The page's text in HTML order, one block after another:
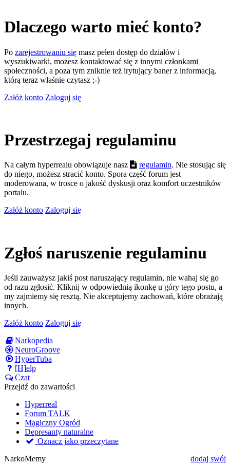
Dlaczego warto mieć konto?
Po zarejestrowaniu się masz pełen dostęp do działów i
wyszukiwarki, możesz kontaktować się z innymi członkami
społeczności, a poza tym zniknie też irytujący baner z informacją,
którą teraz właśnie czytasz ;-)
Załóż konto Zaloguj się
Przestrzegaj regulaminu
Na całym hyperrealu obowiązuje nasz regulamin. Nie stosując się
do niego, możesz stracić konto. Spora część forum jest
moderowana, w trosce o jakość dyskusji oraz komfort uczestników
portalu.
Załóż konto Zaloguj się
Zgłoś naruszenie regulaminu
Jeśli zauważysz jakiś post naruszający regulamin, nie wahaj się go
od razu zgłosić. Kliknij w odpowiednią ikonkę u góry tego postu, a
my zajmiemy się resztą. Nie akceptujemy zachowań, które obrażają
innych.
Załóż konto Zaloguj się
Narkopedia
NeuroGroove
HyperTuba
[H]elp
Czat
Przejdź do zawartości
Hyperreal
Forum TALK
Magiczny Ogród
Depresanty naturalne
Oznacz jako przeczytane
NarkoMemy
dodaj swój